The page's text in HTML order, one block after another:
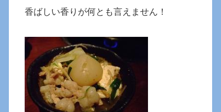
香ばしい香りが何とも言えません！